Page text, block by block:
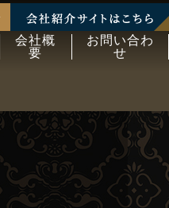
会社概
要
お問い合わ
せ